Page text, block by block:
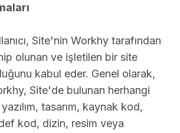
Site'nin Workhy tarafından
olunan ve işletilen bir site
kabul eder. Genel olarak,
Site'de bulunan herhangi
tasarım, kaynak kod,
kod, dizin, resim veya